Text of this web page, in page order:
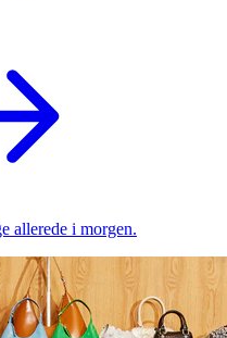
allerede i morgen.